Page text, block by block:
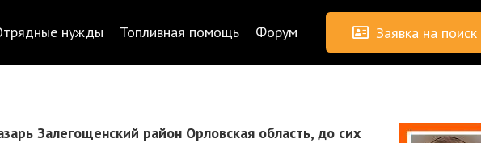
нужды Топливная помощь Форум Заявка на поиск
Залегощенский район Орловская область, до сих